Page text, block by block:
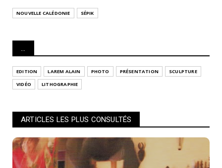
NOUVELLE CALÉDONIE SÉPIK
...
EDITION LAREM ALAIN PHOTO PRÉSENTATION
SCULPTURE
VIDÉO
LITHOGRAPHIE
ARTICLES LES PLUS CONSULTÉS